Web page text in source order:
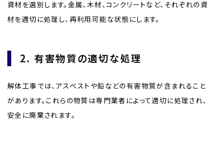
資材を選別します。金属、木材、コンクリートなど、それぞれの資
材を適切に処理し、再利用可能な状態にします。
2. 有害物質の適切な処理
解体工事では、アスベストや鉛などの有害物質が含まれること
があります。これらの物質は専門業者によって適切に処理され、
安全に廃棄されます。